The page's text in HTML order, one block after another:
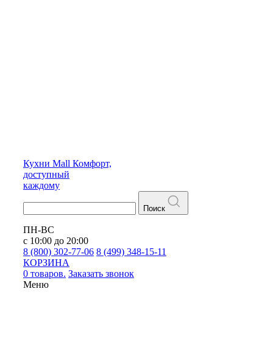
Кухни Mall Комфорт,
доступный
каждому
Поиск
ПН-ВС
с 10:00 до 20:00
8 (800) 302-77-06 8 (499) 348-15-11
КОРЗИНА
0 товаров. Заказать звонок
Меню